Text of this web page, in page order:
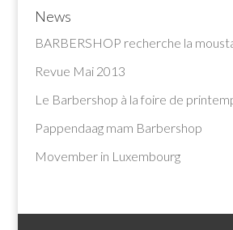
News
BARBERSHOP recherche la
Revue Mai 2013
Le Barbershop à la foire de
Pappendaag mam Barbershop
Movember in Luxembourg